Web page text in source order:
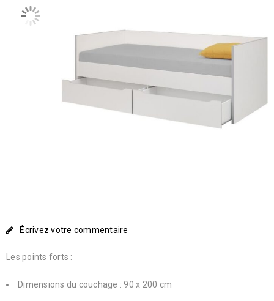
Écrivez votre commentaire
Les points forts :
Dimensions du couchage : 90 x 200 cm